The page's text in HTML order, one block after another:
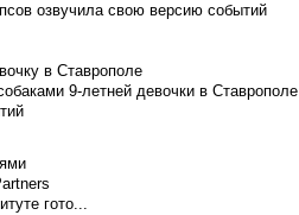
озвучила свою версию событий
в Ставрополе
9-летней девочки в Ставрополе
гото...